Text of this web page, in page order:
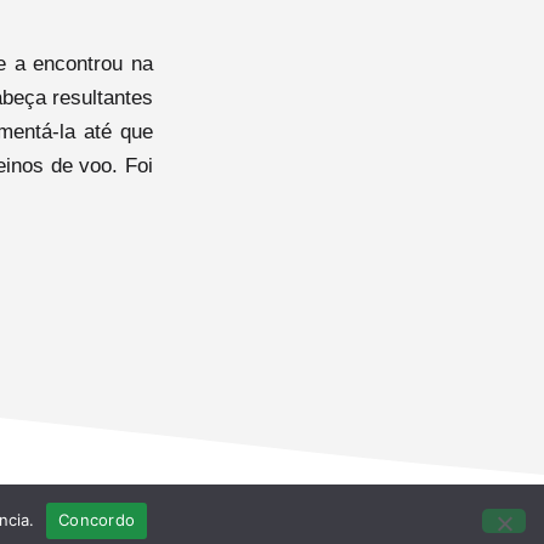
a encontrou na
resultantes
la até que
de voo. Foi
Concordo